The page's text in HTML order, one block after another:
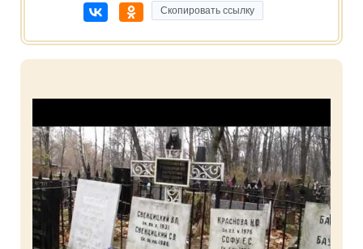
Скопировать ссылку